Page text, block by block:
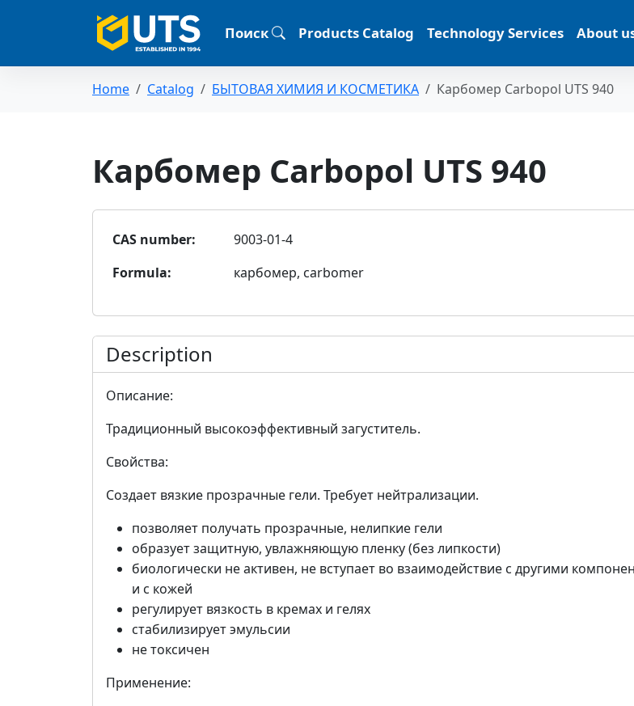
Поиск Products Catalog Technology Services About
Home Catalog БЫТОВАЯ ХИМИЯ И КОСМЕТИКА Карбомер Carbopol UTS 940
Карбомер Carbopol UTS 940
CAS number:
9003-01-4
Formula:
карбомер, carbomer
Description
Описание:
Традиционный высокоэффективный загуститель.
Свойства:
Создает вязкие прозрачные гели. Требует нейтрализации.
позволяет получать прозрачные, нелипкие гели
образует защитную, увлажняющую пленку (без липкости)
биологически не активен, не вступает во взаимодействие с другими
и с кожей
регулирует вязкость в кремах и гелях
стабилизирует эмульсии
не токсичен
Применение: